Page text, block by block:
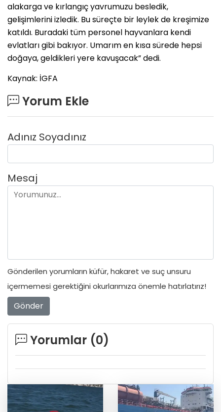
alakarga ve kırlangıç yavrumuzu besledik,
gelişimlerini izledik. Bu süreçte bir leylek de kreşimize
katıldı. Buradaki tüm personel hayvanlara kendi
evlatları gibi bakıyor. Umarım en kısa sürede hepsi
doğaya, geldikleri yere kavuşacak” dedi.
Kaynak: İGFA
Yorum Ekle
Adınız Soyadınız
Mesaj
Gönderilen yorumların küfür, hakaret ve suç unsuru
içermemesi gerektiğini okurlarımıza önemle hatırlatırız!
Gönder
Yorumlar (0)